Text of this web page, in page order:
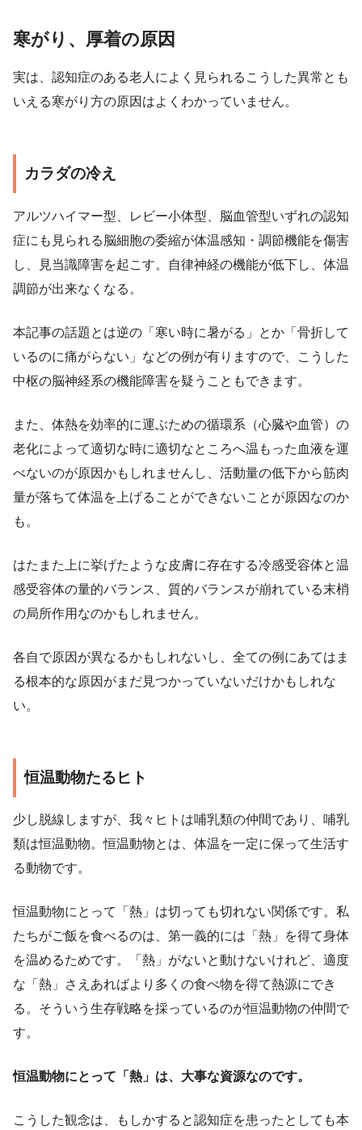
寒がり、厚着の原因
実は、認知症のある老人によく見られるこうした異常とも
いえる寒がり方の原因はよくわかっていません。
カラダの冷え
アルツハイマー型、レビー小体型、脳血管型いずれの認知
症にも見られる脳細胞の委縮が体温感知・調節機能を傷害
し、見当識障害を起こす。自律神経の機能が低下し、体温
調節が出来なくなる。
本記事の話題とは逆の「寒い時に暑がる」とか「骨折して
いるのに痛がらない」などの例が有りますので、こうした
中枢の脳神経系の機能障害を疑うこともできます。
また、体熱を効率的に運ぶための循環系（心臓や血管）の
老化によって適切な時に適切なところへ温もった血液を運
べないのが原因かもしれませんし、活動量の低下から筋肉
量が落ちて体温を上げることができないことが原因なのか
も。
はたまた上に挙げたような皮膚に存在する冷感受容体と温
感受容体の量的バランス、質的バランスが崩れている末梢
の局所作用なのかもしれません。
各自で原因が異なるかもしれないし、全ての例にあてはま
る根本的な原因がまだ見つかっていないだけかもしれな
い。
恒温動物たるヒト
少し脱線しますが、我々ヒトは哺乳類の仲間であり、哺乳
類は恒温動物。恒温動物とは、体温を一定に保って生活す
る動物です。
恒温動物にとって「熱」は切っても切れない関係です。私
たちがご飯を食べるのは、第一義的には「熱」を得て身体
を温めるためです。「熱」がないと動けないけれど、適度
な「熱」さえあればより多くの食べ物を得て熱源にでき
る。そういう生存戦略を採っているのが恒温動物の仲間で
す。
恒温動物にとって「熱」は、大事な資源なのです。
こうした観念は、もしかすると認知症を患ったとしても本